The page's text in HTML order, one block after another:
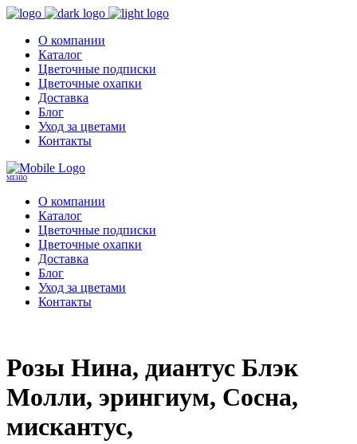
О компании
Каталог
Цветочные подписки
Цветочные охапки
Доставка
Блог
Уход за цветами
Контакты
МЕНЮ
О компании
Каталог
Цветочные подписки
Цветочные охапки
Доставка
Блог
Уход за цветами
Контакты
Розы Нина, диантус Блэк
Молли, эрингиум, Сосна,
мискантус,